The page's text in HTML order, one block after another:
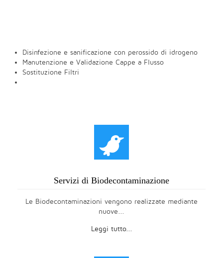
Disinfezione e sanificazione con perossido di idrogeno
Manutenzione e Validazione Cappe a Flusso
Sostituzione Filtri
t
Servizi di Biodecontaminazione
Le Biodecontaminazioni vengono realizzate mediante
nuove...
Leggi tutto...